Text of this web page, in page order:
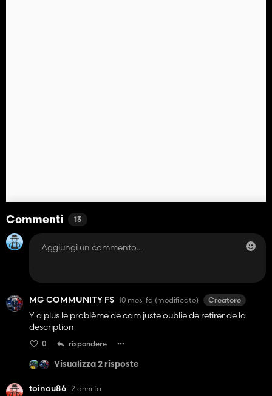
Commenti 13
MG COMMUNITY FS 10 mesi fa (modificato) Creatore
Y a plus le problème de cam juste oublie de retirer de la
description
0 rispondere
Visualizza 2 risposte
toinou86 2 anni fa